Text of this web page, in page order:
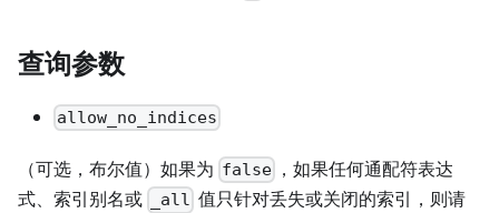
查询参数
allow_no_indices
（可选，布尔值）如果为 false ，如果任何通配符表达
式、索引别名或
_all 值只针对丢失或关闭的索引，则请